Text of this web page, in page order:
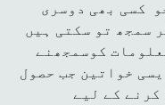
کسی بھی دوسری
سمجھ تو سکتی ہیں
کوسمجھنے
خواتین جب حصول
کرنے کے لیے